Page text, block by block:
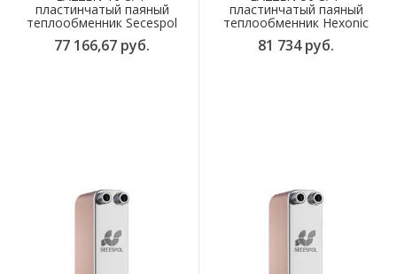
пластинчатый паяный
теплообменник Secespol
77 166,67 руб.
пластинчатый паяный
теплообменник Hexonic
81 734 руб.